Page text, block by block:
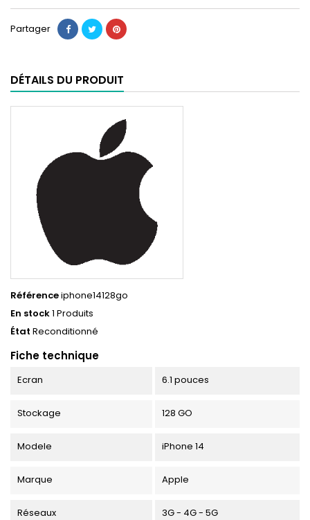
Partager
DÉTAILS DU PRODUIT
Référenceiphone14128go
En stock1 Produits
État Reconditionné
Fiche technique
Ecran 6.1 pouces
Stockage 128 GO
Modele iPhone 14
Marque Apple
Réseaux 3G - 4G - 5G